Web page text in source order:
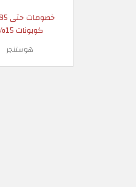
كوبونات 15%
هوستنجر